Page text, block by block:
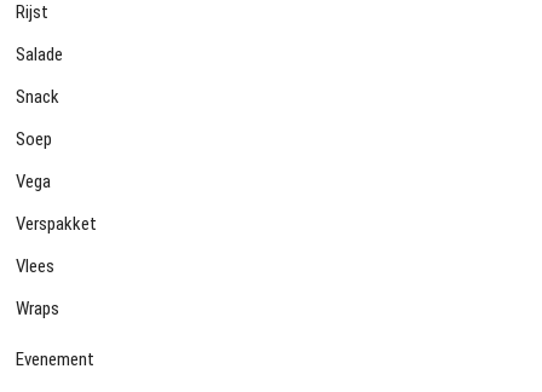
Rijst
Salade
Snack
Soep
Vega
Verspakket
Vlees
Wraps
Evenement